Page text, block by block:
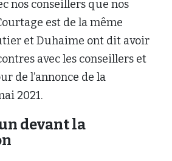
nos conseillers que nos
est de la même
et Duhaime ont dit avoir
avec les conseillers et
de l’annonce de la
2021.
devant la